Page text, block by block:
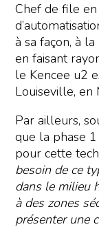
Chef de file
à sa façon, à
en faisant
le Kencee u2
Louiseville, en
Par ailleurs,
que la phase
pour cette
besoin de ce
dans le milieu
à des zones
présenter une